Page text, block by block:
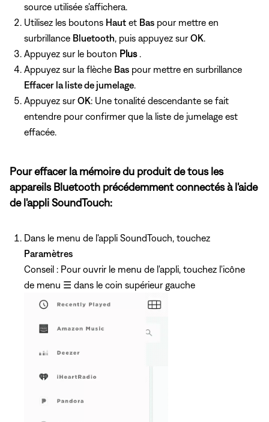
source utilisée s'affichera.
Utilisez les boutons Haut et Bas pour mettre en
surbrillance Bluetooth , puis appuyez surOK
Appuyez sur le bouton Plus.
Appuyez sur la flèche Bas pour mettre en surbrillance
Effacer la liste de jumelage
Appuyez surOK: Une tonalité descendante se fait
entendre pour confirmer que la liste de jumelage est
effacée.
Pour effacer la mémoire du produit de tous les
appareils Bluetooth précédemment connectés à l'aide
de l'appli SoundTouch:
Dans le menu de l'appli SoundTouch, touchez
Paramètres
Conseil : Pour ouvrir le menu de l'appli, touchez l'icône
de menu ☰ dans le coin supérieur gauche